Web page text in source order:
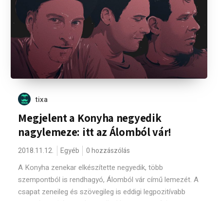
tixa
Megjelent a Konyha negyedik
nagylemeze: itt az Álomból vár!
2018.11.12. Egyéb 0 hozzászólás
A Konyha zenekar elkészítette negyedik, több
szempontból is rendhagyó, Álomból vár című lemezét. A
csapat zeneileg és szövegileg is eddigi legpozitívabb